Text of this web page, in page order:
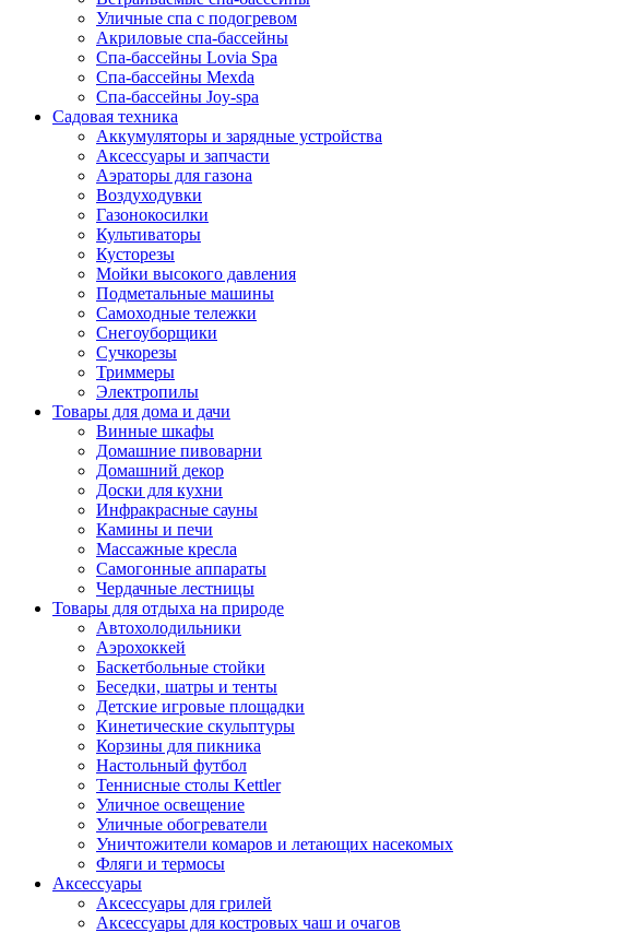
Уличные спа с подогревом
Акриловые спа-бассейны
Спа-бассейны Lovia Spa
Спа-бассейны Mexda
Спа-бассейны Joy-spa
Садовая техника
Аккумуляторы и зарядные устройства
Аксессуары и запчасти
Аэраторы для газона
Воздуходувки
Газонокосилки
Культиваторы
Кусторезы
Мойки высокого давления
Подметальные машины
Самоходные тележки
Снегоуборщики
Сучкорезы
Триммеры
Электропилы
Товары для дома и дачи
Винные шкафы
Домашние пивоварни
Домашний декор
Доски для кухни
Инфракрасные сауны
Камины и печи
Массажные кресла
Самогонные аппараты
Чердачные лестницы
Товары для отдыха на природе
Автохолодильники
Аэрохоккей
Баскетбольные стойки
Беседки, шатры и тенты
Детские игровые площадки
Кинетические скульптуры
Корзины для пикника
Настольный футбол
Теннисные столы Kettler
Уличное освещение
Уличные обогреватели
Уничтожители комаров и летающих насекомых
Фляги и термосы
Аксессуары
Аксессуары для грилей
Аксессуары для костровых чаш и очагов